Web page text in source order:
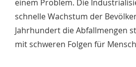
einem Problem. Die
schnelle Wachstum der
Jahrhundert die Abfallmengen
mit schweren Folgen für